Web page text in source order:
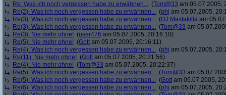
Re: Was ich noch vergessen habe zu erwähnen... (Tom@33 am 05.07.2005,
Re(2): Was ich noch vergessen habe zu erwähnen... (phj am 05.07.2005,
Re(3): Was ich noch vergessen habe zu erwähnen... (DJ Mastakilla am
Re(3): Was ich noch vergessen habe zu erwähnen... (Tom@33 am
Re(3): Nie mehr ohne! (user476 am 05.07.2005, 20:16:10)
Re(5): Nie mehr ohne! (Gott am 05.07.2005, 20:16:11)
Re(4): Was ich noch vergessen habe zu erwähnen... (phj am 05.07.2005,
Re(11): Nie mehr ohne! (Gott am 05.07.2005, 20:21:56)
Re(4): Nie mehr ohne! (Tom@33 am 05.07.2005, 20:22:37)
Re(5): Was ich noch vergessen habe zu erwähnen... (Tom@33 am
Re(5): Was ich noch vergessen habe zu erwähnen... (Gott am 05.07.2005,
Re(6): Was ich noch vergessen habe zu erwähnen... (phj am 05.07.2005,